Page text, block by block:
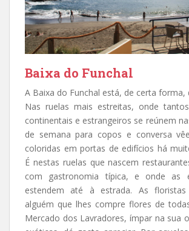
Baixa do Funchal
A Baixa do Funchal está, de certa forma,
Nas ruelas mais estreitas, onde
continentais e estrangeiros se reúnem
de semana para copos e conversa
coloridas em portas de edifícios há
É nestas ruelas que nascem
com gastronomia típica, e onde as
estendem até à estrada. As
alguém que lhes compre flores de
Mercado dos Lavradores, ímpar na sua